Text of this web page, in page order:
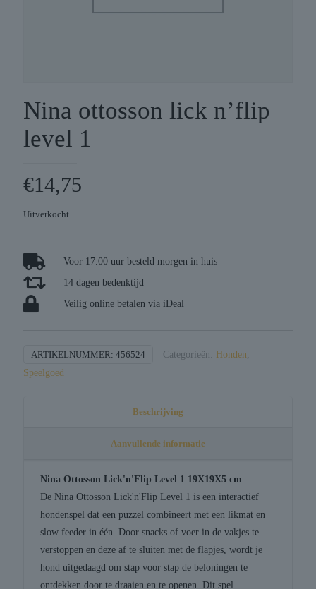
Nina ottosson lick n’flip
level 1
€14,75
Uitverkocht
Voor 17.00 uur besteld morgen in huis
14 dagen bedenktijd
Veilig online betalen via iDeal
ARTIKELNUMMER: 456524 Categorieën: Honden,
Speelgoed
Beschrijving
Aanvullende informatie
Nina Ottosson Lick'n'Flip Level 1 19X19X5 cm
De Nina Ottosson Lick'n'Flip Level 1 is een interactief
hondenspel dat een puzzel combineert met een likmat en
slow feeder in één. Door snacks of voer in de vakjes te
verstoppen en deze af te sluiten met de flapjes, wordt je
hond uitgedaagd om stap voor stap de beloningen te
ontdekken door te draaien en te openen. Dit spel